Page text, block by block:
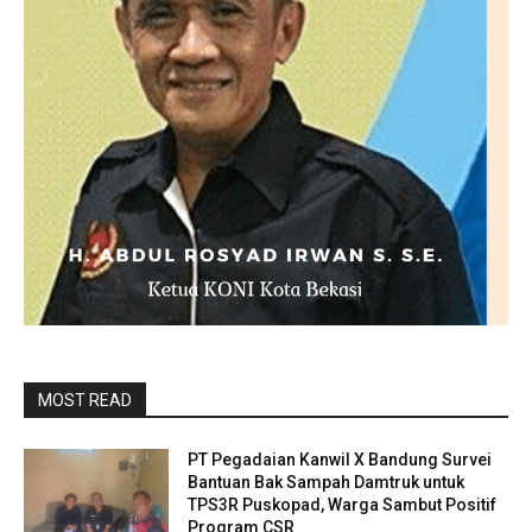
MOST READ
PT Pegadaian Kanwil X Bandung Survei
Bantuan Bak Sampah Damtruk untuk
TPS3R Puskopad, Warga Sambut Positif
Program CSR